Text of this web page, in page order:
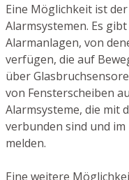
Eine Möglichkeit ist
Alarmsystemen. Es
Alarmanlagen, von
verfügen, die auf
über
von Fensterscheiben
Alarmsysteme, die mit
verbunden sind und im
melden.
Eine weitere